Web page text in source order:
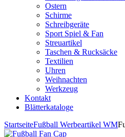
Ostern
Schirme
Schreibgeräte
Sport Spiel & Fan
Streuartikel
Taschen & Rucksäcke
Textilien
Uhren
Weihnachten
Werkzeug
Kontakt
Blätterkataloge
StartseiteFußball Werbeartikel WM